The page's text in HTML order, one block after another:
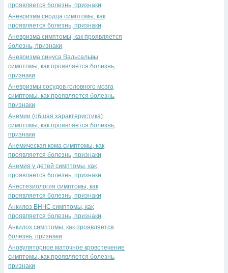
проявляется болезнь, признаки
Аневризма сердца симптомы, как
проявляется болезнь, признаки
Аневризма симптомы, как проявляется
болезнь, признаки
Аневризма синуса Вальсальвы
симптомы, как проявляется болезнь,
признаки
Аневризмы сосудов головного мозга
симптомы, как проявляется болезнь,
признаки
Анемии (общая характеристика)
симптомы, как проявляется болезнь,
признаки
Анемическая кома симптомы, как
проявляется болезнь, признаки
Анемия у детей симптомы, как
проявляется болезнь, признаки
Анестезиология симптомы, как
проявляется болезнь, признаки
Анкилоз ВНЧС симптомы, как
проявляется болезнь, признаки
Анкилоз симптомы, как проявляется
болезнь, признаки
Ановуляторное маточное кровотечение
симптомы, как проявляется болезнь,
признаки